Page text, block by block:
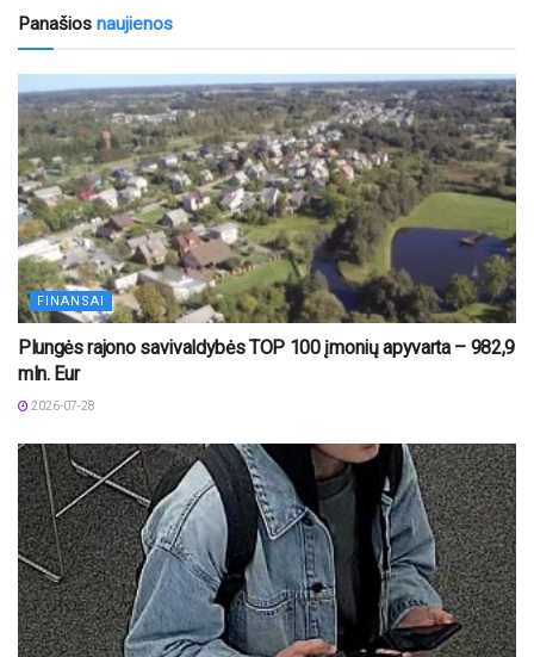
Panašios naujienos
FINANSAI
Plungės rajono savivaldybės TOP 100 įmonių apyvarta – 982,9
mln. Eur
2026-07-28